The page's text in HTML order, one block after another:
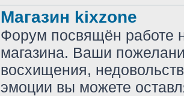
Магазин kixzone
Форум посвящён работе
магазина. Ваши
восхищения,
эмоции вы можете